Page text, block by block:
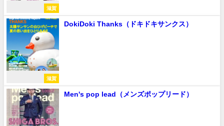
滋賀
滋賀
DokiDoki Thanks（ドキドキサンクス）
Men's pop lead（メンズポップリード）